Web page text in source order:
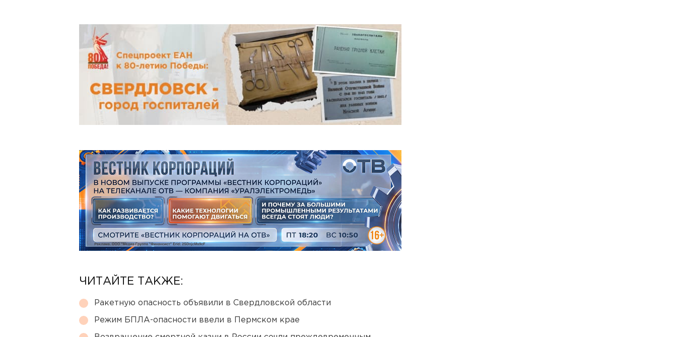
ЧИТАЙТЕ ТАКЖЕ:
Ракетную опасность объявили в Свердловской области
Режим БПЛА-опасности ввели в Пермском крае